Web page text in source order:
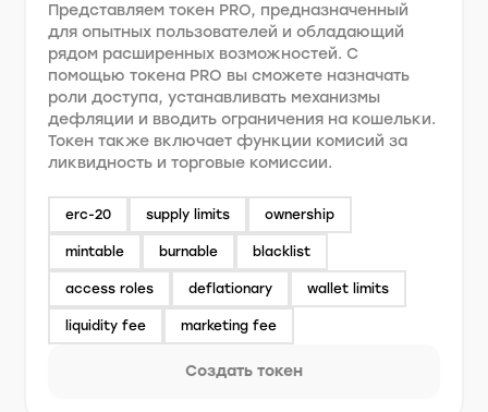
Представляем токен PRO, предназначенный
для опытных пользователей и обладающий
рядом расширенных возможностей. С
помощью токена PRO вы сможете назначать
роли доступа, устанавливать механизмы
дефляции и вводить ограничения на кошельки.
Токен также включает функции комисий за
ликвидность и торговые комисcии.
erc-20 supply limits ownership
mintable burnable blacklist
access roles deflationary wallet limits
liquidity fee marketing fee
Создать токен